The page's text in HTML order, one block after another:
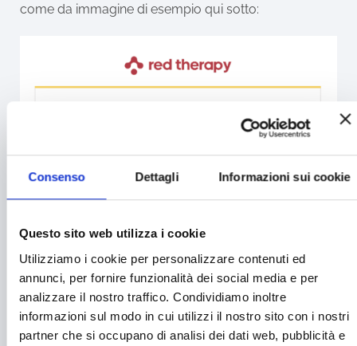
Consenso Dettagli Informazioni sui cookie
Questo sito web utilizza i cookie
Utilizziamo i cookie per personalizzare contenuti ed
annunci, per fornire funzionalità dei social media e per
analizzare il nostro traffico. Condividiamo inoltre
informazioni sul modo in cui utilizzi il nostro sito con i nostri
partner che si occupano di analisi dei dati web, pubblicità e
come da immagine di esempio qui sotto: